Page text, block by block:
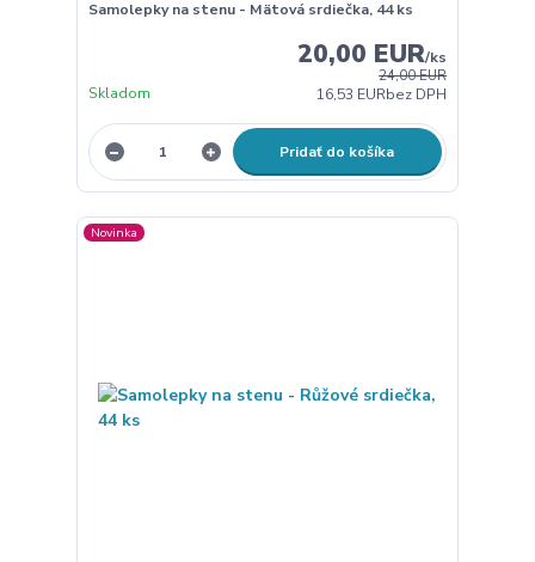
Samolepky na stenu - Mätová srdiečka, 44 ks
24,00 EUR
20,00 EUR/ks
16,53 EURbez DPH
Skladom
Pridať do košíka
Novinka